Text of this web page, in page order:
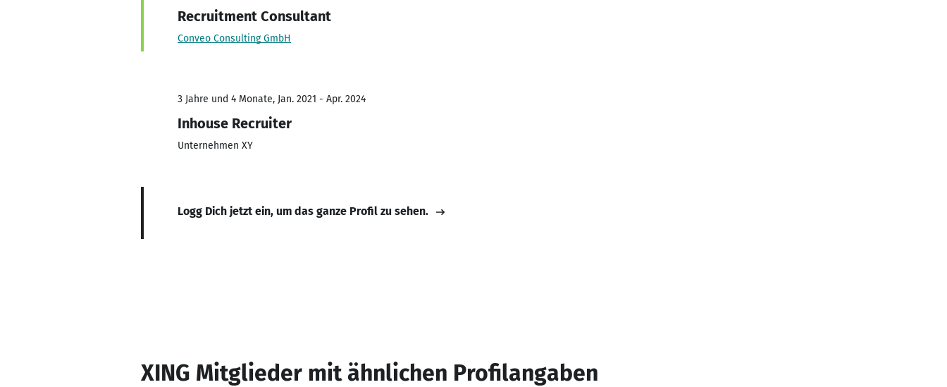
Recruitment Consultant
Conveo Consulting GmbH
3 Jahre und 4 Monate, Jan. 2021 - Apr. 2024
Inhouse Recruiter
Unternehmen XY
Logg Dich jetzt ein, um das ganze Profil zu sehen.
XING Mitglieder mit ähnlichen Profilangaben